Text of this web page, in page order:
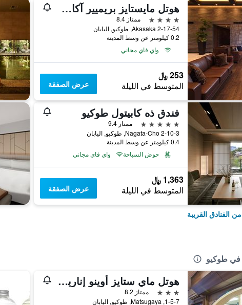
هوتل مايستايز بريميير آكاساكا
4 نجوم
ممتاز 8.4
2-17-54 Akasaka, طوكيو, اليابان
0.2 كيلومتر عن وسط المدينة
واي فاي مجاني
253 ﷼
المتوسط في الليلة عرض الصفقة
فندق ذه كابيتول طوكيو
5 نجوم
ممتاز 9.4
2-10-3 Nagata-Cho, طوكيو, اليابان
0.4 كيلومتر عن وسط المدينة
حوض السباحة
واي فاي مجاني
1,363 ﷼
المتوسط في الليلة عرض الصفقة
الفنادق القريبة
في طوكيو
هوتل ماي ستايز أوينو إناريتشو
3 نجوم
ممتاز 8.2
1-5-7, Matsugaya, طوكيو, اليابان